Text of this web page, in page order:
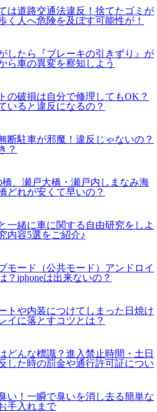
は道路交通法違反！捨てたゴミが
く人へ危険を及ぼす可能性が！
したら『ブレーキの引きずり』が
ら車の異変を察知しよう
の破損は自分で修理してもOK？
いると違反になるの？
断駐車が邪魔！違反じゃないの？
？
橋、瀬戸大橋・瀬戸内しまなみ海
どれが安くて早いの？
一緒に車に関する自由研究をしよ
内容5選をご紹介♪
モード（公共モード）アンドロイ
？iphoneは出来ないの？
トや内装につけてしまった日焼け
イに落とすコツとは？
どんな標識？進入禁止時間・土日
した時の罰金や通行許可証につい
い！一瞬で臭いを消し去る簡単な
手入れまで